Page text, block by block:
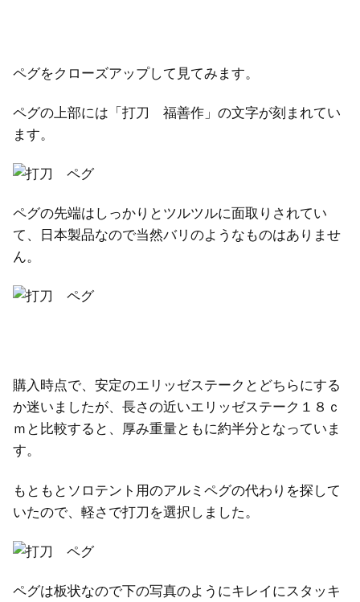
ペグをクローズアップして見てみます。
ペグの上部には「打刀 福善作」の文字が刻まれてい
ます。
ペグの先端はしっかりとツルツルに面取りされてい
て、日本製品なので当然バリのようなものはありませ
ん。
購入時点で、安定のエリッゼステークとどちらにする
か迷いましたが、長さの近いエリッゼステーク１８ｃ
ｍと比較すると、厚み重量ともに約半分となっていま
す。
もともとソロテント用のアルミペグの代わりを探して
いたので、軽さで打刀を選択しました。
ペグは板状なので下の写真のようにキレイにスタッキ